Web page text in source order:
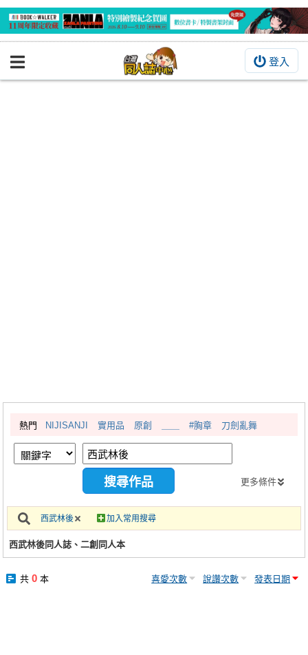
登入
BOOKY書集倉庫
繪圖藝廊
交流中心
攤位轉讓區
會員中心
註冊會員
熱門 NIJISANJI 實用品 原創 #胸章 刀劍亂舞
更多條件
西武林後 加入常用搜尋
西武林後同人誌、二創同人本
共 0本 喜愛次數 說讚次數 發表日期